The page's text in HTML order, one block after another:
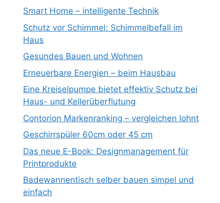
Smart Home – intelligente Technik
Schutz vor Schimmel: Schimmelbefall im
Haus
Gesundes Bauen und Wohnen
Erneuerbare Energien – beim Hausbau
Eine Kreiselpumpe bietet effektiv Schutz bei
Haus- und Kellerüberflutung
Contorion Markenranking – vergleichen lohnt
Geschirrspüler 60cm oder 45 cm
Das neue E-Book: Designmanagement für
Printprodukte
Badewannentisch selber bauen simpel und
einfach